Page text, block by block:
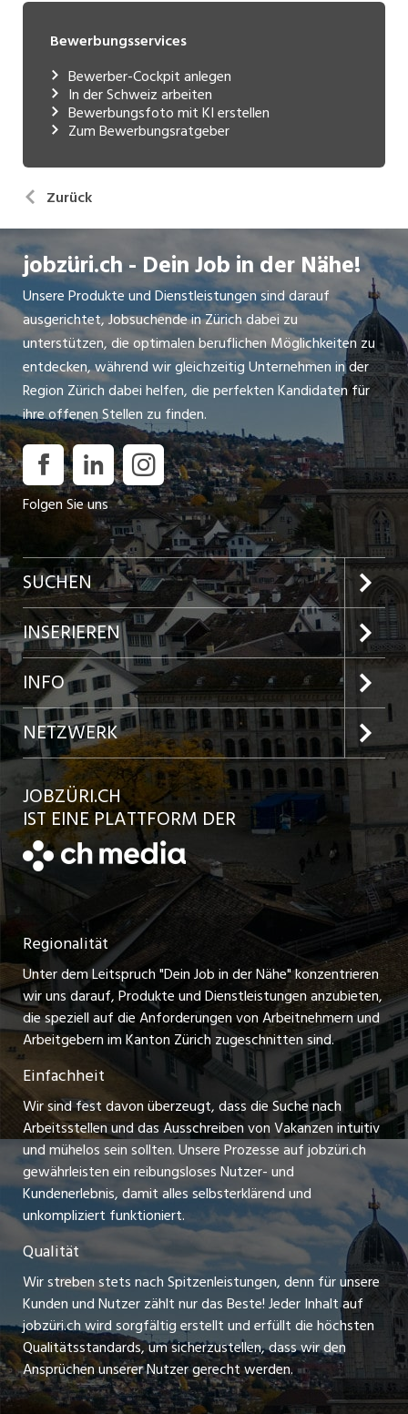
Bewerbungsservices
Bewerber-Cockpit anlegen
In der Schweiz arbeiten
Bewerbungsfoto mit KI erstellen
Zum Bewerbungsratgeber
Zurück
jobzüri.ch - Dein Job in der Nähe!
Unsere Produkte und Dienstleistungen sind darauf
ausgerichtet, Jobsuchende in Zürich dabei zu
unterstützen, die optimalen beruflichen Möglichkeiten zu
entdecken, während wir gleichzeitig Unternehmen in der
Region Zürich dabei helfen, die perfekten Kandidaten für
ihre offenen Stellen zu finden.
Folgen Sie uns
SUCHEN
Jobs im Kanton Zürich
Jobs in der Stadt Zürich
Jobs in der Stadt Winterthur
Jobs in der Stadt Bülach
Jobs in der Stadt Uster
Jobs in der Stadt Horgen
Festanstellungen
Temporäre Jobs
Freelance Jobs
Praktikum-Jobs
Lehrstellen
Ferienjobs
Führungspositionen
Arbeitgeber
Jobline
INSERIEREN
Preise und Leistungen
Inserat aufgeben
Kundenlogin
Schnittstelle
INFO
Team
Ratgeber
AGB
Datenschutzerklärung
Nutzungsbedingungen
Impressum
Stellenmeldepflicht
NETZWERK
jobbasel.ch
jobbern.ch
jobmittelland.ch
zentraljob.ch
myjob.ch
schaffu.ch (VS)
ajourjob.ch
limmattalerzeitung.ch
radio24.ch
toxic.fm
telezüri.ch
chmedia.ch
JOBZÜRI.CH
IST EINE PLATTFORM DER
Regionalität
Unter dem Leitspruch "Dein Job in der Nähe" konzentrieren
wir uns darauf, Produkte und Dienstleistungen anzubieten,
die speziell auf die Anforderungen von Arbeitnehmern und
Arbeitgebern im Kanton Zürich zugeschnitten sind.
Einfachheit
Wir sind fest davon überzeugt, dass die Suche nach
Arbeitsstellen und das Ausschreiben von Vakanzen intuitiv
und mühelos sein sollten. Unsere Prozesse auf jobzüri.ch
gewährleisten ein reibungsloses Nutzer- und
Kundenerlebnis, damit alles selbsterklärend und
unkompliziert funktioniert.
Qualität
Wir streben stets nach Spitzenleistungen, denn für unsere
Kunden und Nutzer zählt nur das Beste! Jeder Inhalt auf
jobzüri.ch wird sorgfältig erstellt und erfüllt die höchsten
Qualitätsstandards, um sicherzustellen, dass wir den
Ansprüchen unserer Nutzer gerecht werden.